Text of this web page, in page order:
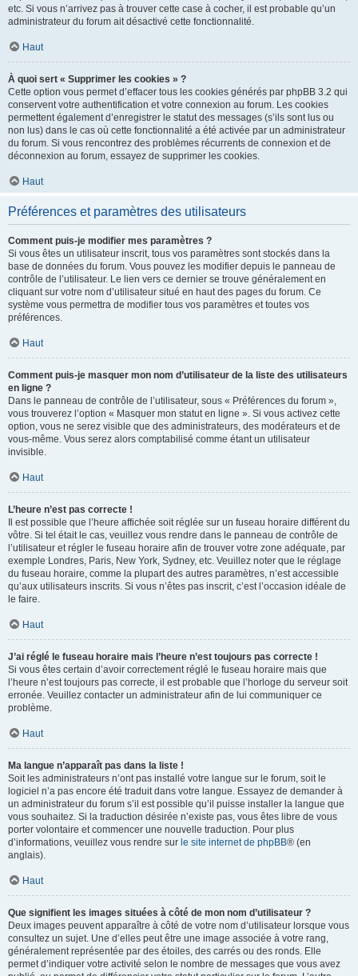
etc. Si vous n’arrivez pas à trouver cette case à cocher, il est probable qu’un
administrateur du forum ait désactivé cette fonctionnalité.
Haut
À quoi sert « Supprimer les cookies » ?
Cette option vous permet d’effacer tous les cookies générés par phpBB 3.2 qui
conservent votre authentification et votre connexion au forum. Les cookies
permettent également d’enregistrer le statut des messages (s’ils sont lus ou
non lus) dans le cas où cette fonctionnalité a été activée par un administrateur
du forum. Si vous rencontrez des problèmes récurrents de connexion et de
déconnexion au forum, essayez de supprimer les cookies.
Haut
Préférences et paramètres des utilisateurs
Comment puis-je modifier mes paramètres ?
Si vous êtes un utilisateur inscrit, tous vos paramètres sont stockés dans la
base de données du forum. Vous pouvez les modifier depuis le panneau de
contrôle de l’utilisateur. Le lien vers ce dernier se trouve généralement en
cliquant sur votre nom d’utilisateur situé en haut des pages du forum. Ce
système vous permettra de modifier tous vos paramètres et toutes vos
préférences.
Haut
Comment puis-je masquer mon nom d’utilisateur de la liste des utilisateurs
en ligne ?
Dans le panneau de contrôle de l’utilisateur, sous « Préférences du forum »,
vous trouverez l’option « Masquer mon statut en ligne ». Si vous activez cette
option, vous ne serez visible que des administrateurs, des modérateurs et de
vous-même. Vous serez alors comptabilisé comme étant un utilisateur
invisible.
Haut
L’heure n’est pas correcte !
Il est possible que l’heure affichée soit réglée sur un fuseau horaire différent du
vôtre. Si tel était le cas, veuillez vous rendre dans le panneau de contrôle de
l’utilisateur et régler le fuseau horaire afin de trouver votre zone adéquate, par
exemple Londres, Paris, New York, Sydney, etc. Veuillez noter que le réglage
du fuseau horaire, comme la plupart des autres paramètres, n’est accessible
qu’aux utilisateurs inscrits. Si vous n’êtes pas inscrit, c’est l’occasion idéale de
le faire.
Haut
J’ai réglé le fuseau horaire mais l’heure n’est toujours pas correcte !
Si vous êtes certain d’avoir correctement réglé le fuseau horaire mais que
l’heure n’est toujours pas correcte, il est probable que l’horloge du serveur soit
erronée. Veuillez contacter un administrateur afin de lui communiquer ce
problème.
Haut
Ma langue n’apparaît pas dans la liste !
Soit les administrateurs n’ont pas installé votre langue sur le forum, soit le
logiciel n’a pas encore été traduit dans votre langue. Essayez de demander à
un administrateur du forum s’il est possible qu’il puisse installer la langue que
vous souhaitez. Si la traduction désirée n’existe pas, vous êtes libre de vous
porter volontaire et commencer une nouvelle traduction. Pour plus
d’informations, veuillez vous rendre sur le site internet de phpBB® (en
anglais).
Haut
Que signifient les images situées à côté de mon nom d’utilisateur ?
Deux images peuvent apparaître à côté de votre nom d’utilisateur lorsque vous
consultez un sujet. Une d’elles peut être une image associée à votre rang,
généralement représentée par des étoiles, des carrés ou des ronds. Elle
permet d’indiquer votre activité selon le nombre de messages que vous avez